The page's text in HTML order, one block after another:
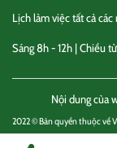
Lịch làm việc tất cả
Sáng 8h - 12h | Chiều
Nội dung của
2022 © Bản quyền thuộc về